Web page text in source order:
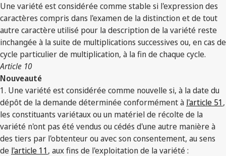
Une variété est considérée comme stable si l'expression des
caractères compris dans l'examen de la distinction et de tout
autre caractère utilisé pour la description de la variété reste
inchangée à la suite de multiplications successives ou, en cas de
cycle particulier de multiplication, à la fin de chaque cycle.
Article 10
Nouveauté
1. Une variété est considérée comme nouvelle si, à la date du
dépôt de la demande déterminée conformément à l'article 51,
les constituants variétaux ou un matériel de récolte de la
variété n'ont pas été vendus ou cédés d'une autre manière à
des tiers par l'obtenteur ou avec son consentement, au sens
de l'article 11, aux fins de l'exploitation de la variété :